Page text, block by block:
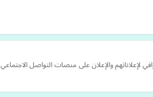
والإعلان على منصات التواصل الاجتماعي